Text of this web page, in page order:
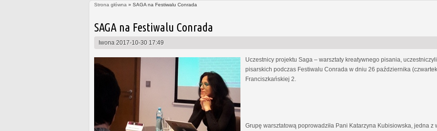
Strona główna » SAGA na Festiwalu Conrada
SAGA na Festiwalu Conrada
Iwona 2017-10-30 17:49
Uczestnicy projektu Saga – warsztaty kreatywnego pisania,
pisarskich podczas Festiwalu Conrada w dniu 26 października
Franciszkańskiej 2.
Grupę warsztatową poprowadziła Pani Katarzyna Kubisiowska, jedna